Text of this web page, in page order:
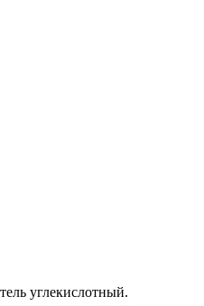
углекислотный.